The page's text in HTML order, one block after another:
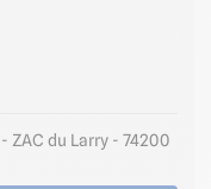
ZAC du Larry - 74200